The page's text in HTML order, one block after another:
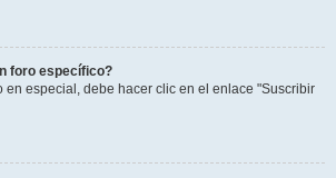
foro específico?
en especial, debe hacer clic en el enlace "Suscribir